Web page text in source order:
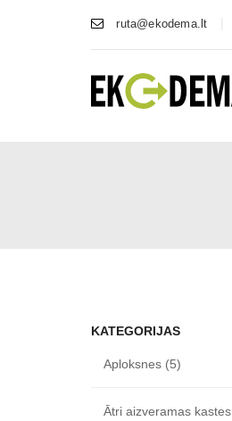
ruta@ekodema.lt
KATEGORIJAS
Aploksnes (5)
Ātri aizveramas kastes